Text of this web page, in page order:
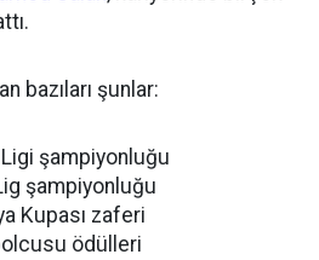
bazıları şunlar:
Ligi şampiyonluğu
şampiyonluğu
Kupası zaferi
ödülleri